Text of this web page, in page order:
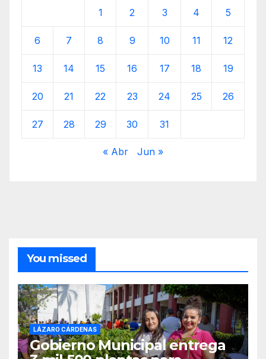
1 2 3 4 5
6 7 8 9 10 11 12
13 14 15 16 17 18 19
20 21 22 23 24 25 26
27 28 29 30 31
« Abr Jun »
You missed
LÁZARO CÁRDENAS
Gobierno Municipal entrega